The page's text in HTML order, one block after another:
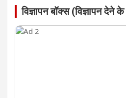
विज्ञापन बॉक्स (विज्ञापन देने